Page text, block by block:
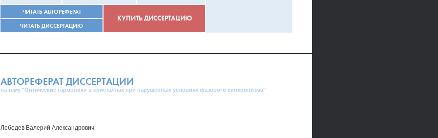
ЧИТАТЬ АВТОРЕФЕРАТ
ЧИТАТЬ ДИССЕРТАЦИЮ
КУПИТЬ ДИССЕРТАЦИЮ
АВТОРЕФЕРАТ ДИССЕРТАЦИИ
на тему "Оптические гармоники в кристаллах при нарушенных условиях фазового синхронизма"
Лебедев Валерий Александрович